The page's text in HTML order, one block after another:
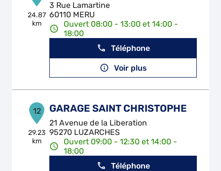
24.87
km
3 Rue Lamartine
60110 MERU
Ouvert 08:00 - 13:00 et 14:00 -
18:00
Téléphone
Voir plus
12
29.23
km
GARAGE SAINT CHRISTOPHE
21 Avenue de la Liberation
95270 LUZARCHES
Ouvert 09:00 - 12:30 et 14:00 -
18:00
Téléphone